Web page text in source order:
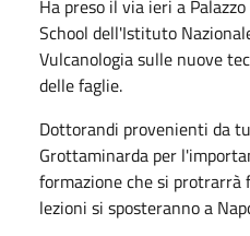
Ha preso il via ieri a
School dell'Istituto
Vulcanologiasulle nuove
delle faglie.
Dottorandi provenienti da
Grottaminarda per
formazione che si protrarrà
lezioni si sposteranno a